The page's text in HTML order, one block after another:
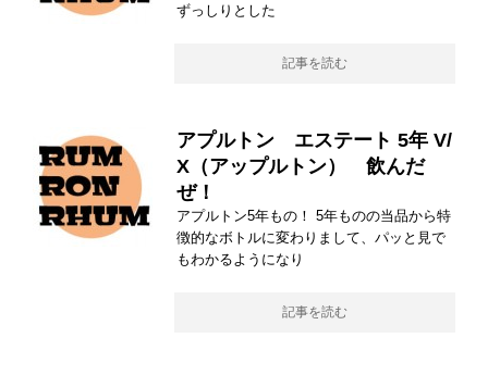
ずっしりとした
記事を読む
アプルトン エステート 5年 V/
X（アップルトン） 飲んだ
ぜ！
アプルトン5年もの！ 5年ものの当品から特
徴的なボトルに変わりまして、パッと見で
もわかるようになり
記事を読む